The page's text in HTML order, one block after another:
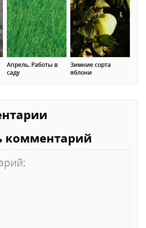
Апрель. Работы в
саду
Зимние сорта
яблони
комментарий